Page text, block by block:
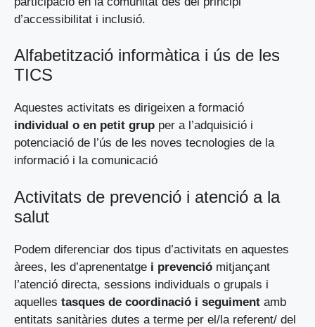
d’accessibilitat i inclusió.
Alfabetització informàtica i ús de les
TICS
Aquestes activitats es dirigeixen a formació
individual o en petit grup per a l’adquisició i
potenciació de l’ús de les noves tecnologies de la
informació i la comunicació
Activitats de prevenció i atenció a la
salut
Podem diferenciar dos tipus d’activitats en aquestes
àrees, les d’aprenentatge i prevenció mitjançant
l’atenció directa, sessions individuals o grupals i
aquelles tasques de coordinació i seguiment amb
entitats sanitàries dutes a terme per el/la referent/ del